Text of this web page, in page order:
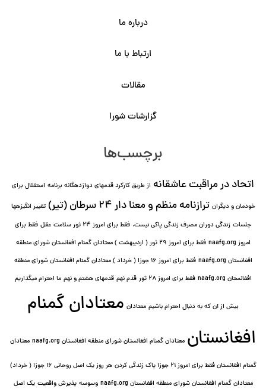
درباره ما
ارتباط با ما
مقالات
گزارشات شورا
برچسب‌ها
اتحاد در مراقبت عاشقانه از طریق کارکرد قدمهای دوازده⁯گانه برنامه استقلال برای
خودمان و دیگران ترازنامه منظم و معنا دار ٢۴ سرطان (تیر)
تغییر انگیزه⁯ها
جلسات زندگی دوران مصرف زندگی پاکی نیست. فقط برای امروز 24 ثور سلامت عقل
فقط برای
امروز naafg.org
فقط برای امروز ٢٩ ثور ( اردیبهشت ) معتادان گمنام افغانستان شورای منطقه
افغانستان naafg.org
فقط برای امروز ۱۶ جوزا ( خرداد ) معتادان گمنام افغانستان شورای منطقه
افغانستان naafg.org
فقط برای امروز ۲۸ ثور قدم نهم قدمهای هشتم و نهم ما احترام میگذاریم
بیش از آن که به دنبال احترام باشیم معتادان معتادان گمنام
افغانستان معتادان گمنام افغانستان شورای منطقه افغانستان naafg.org معتادان
گمنام افغانستان فقط برای امروز ۲۱ جوزا پاک زندگی کردن
هر روز یک اصل روحانی ۱۶ جوزا ( خرداد)
معتادان گمنام افغانستان شورای منطقه افغانستان naafg.org
وسوسه پذيرش واقعیت یک اصل